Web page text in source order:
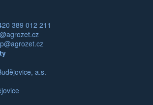
389 012 211
a.s.